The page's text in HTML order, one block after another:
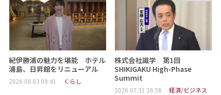
紀伊勝浦の魅力を堪能 ホテル
浦島、日昇館をリニューアル
2026.08.03 09:41 くらし
株式会社識学 第1回
SHIKIGAKU High-Phase
Summit
2026.07.31 16:56 経済/ビジネス